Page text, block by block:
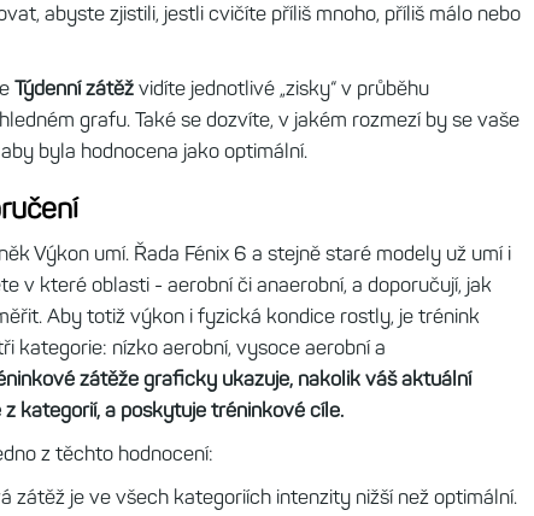
abyste zjistili, jestli cvičíte příliš mnoho, příliš málo nebo
Týdenní zátěž vidíte jednotlivé „zisky“ v průběhu
grafu. Také se dozvíte, v jakém rozmezí by se vaše
byla hodnocena jako optimální.
Výkon umí. Řada Fénix 6 a stejně staré modely už umí i
v které oblasti - aerobní či anaerobní, a doporučují, jak
Aby totiž výkon i fyzická kondice rostly, je trénink
kategorie: nízko aerobní, vysoce aerobní a
zátěže graficky ukazuje, nakolik váš aktuální
kategorií, a poskytuje tréninkové cíle.
z těchto hodnocení:
zátěž je ve všech kategoriích intenzity nižší než optimální.